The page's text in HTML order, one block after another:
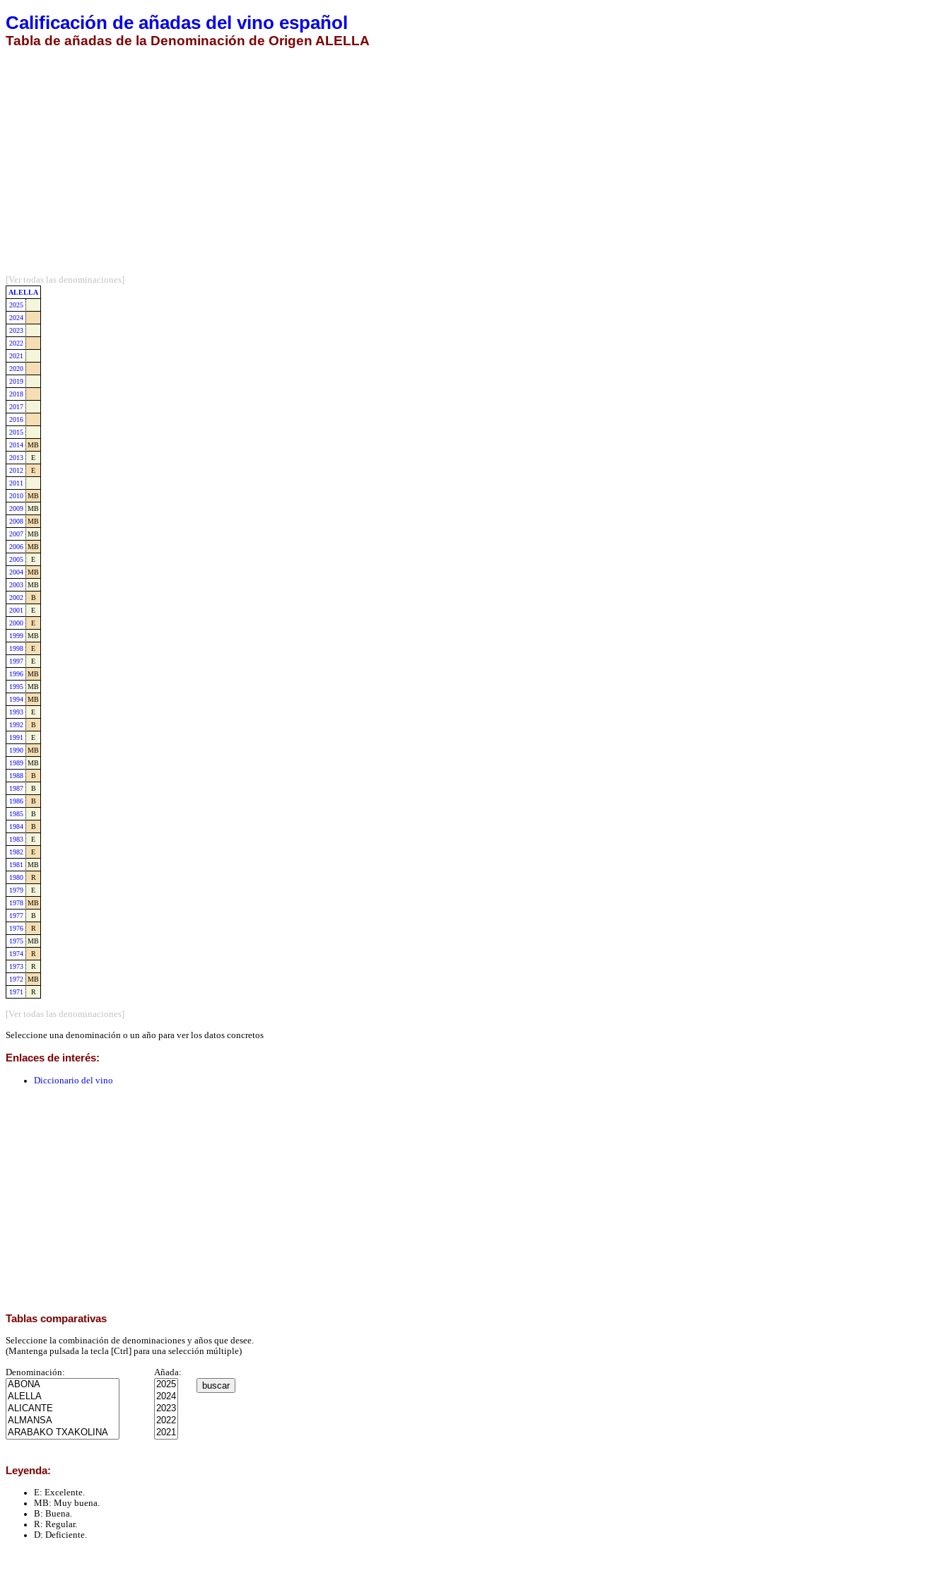
Calificación de añadas del vino español
Tabla de añadas de la Denominación de Origen ALELLA
[Ver todas las denominaciones]
ALELLA
2025
2024
2023
2022
2021
2020
2019
2018
2017
2016
2015
2014 MB
2013
E
2012
E
2011
2010 MB
2009 MB
2008 MB
2007 MB
2006 MB
2005
E
2004 MB
2003 MB
2002
B
2001
E
2000
E
1999 MB
1998
E
1997
E
1996 MB
1995 MB
1994 MB
1993
E
1992
B
1991
E
1990 MB
1989 MB
1988
B
1987
B
1986
B
1985
B
1984
B
1983
E
1982
E
1981
MB
1980
R
1979
E
1978 MB
1977
B
1976
R
1975 MB
1974
R
1973
R
1972 MB
1971
R
[Ver todas las denominaciones]
Seleccione una denominación o un año para ver los datos concretos
Enlaces de interés:
Diccionario del vino
Tablas comparativas
Seleccione la combinación de denominaciones y años que desee.
(Mantenga pulsada la tecla [Ctrl] para una selección múltiple)
Denominación: Añada:
Leyenda:
E: Excelente.
MB: Muy buena.
B: Buena.
R: Regular.
D: Deficiente.